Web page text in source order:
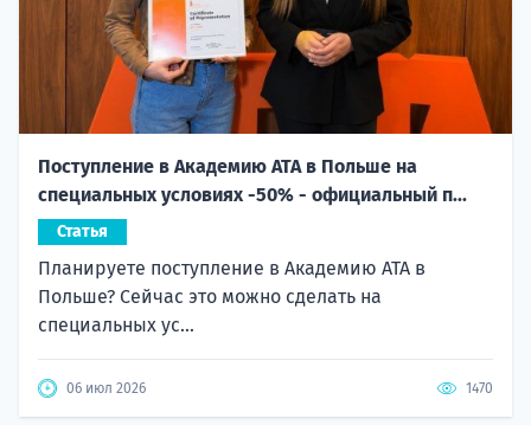
Поступление в Академию ATA в Польше на
специальных условиях -50% - официальный п...
Статья
Планируете поступление в Академию ATA в
Польше? Сейчас это можно сделать на
специальных ус...
06 июл 2026 1470